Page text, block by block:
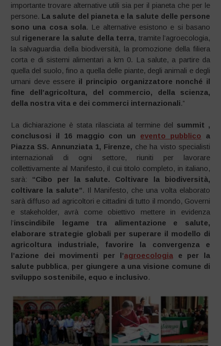
importante trovare alternative utili sia per il pianeta che per le
persone. La salute del pianeta e la salute delle persone
sono una cosa sola. Le alternative esistono e si basano
sul rigenerare la salute della terra, tramite l’agroecologia,
la salvaguardia della biodiversità, la promozione della filiera
corta e di sistemi alimentari a km 0. La salute, a partire da
quella del suolo, fino a quella delle piante, degli animali e degli
umani deve essere il principio organizzatore nonché il
fine dell’agricoltura, del commercio, della scienza,
della nostra vita e dei commerci internazionali.”
La dichiarazione è stata rilasciata al termine del summit ,
conclusosi il 16 maggio con un evento pubblico a
Piazza SS. Annunziata 1, Firenze, che ha visto specialisti
internazionali di ogni settore, riuniti per lavorare
collettivamente al Manifesto, il cui titolo completo, in italiano,
sarà: “Cibo per la salute. Coltivare la biodiversità,
coltivare la salute”. Il Manifesto, che una volta elaborato
sarà diffuso ad agricoltori e cittadini di tutto il mondo, Governi
e stakeholder, avrà come obiettivo mettere in evidenza
l’inscindibile legame tra alimentazione e salute,
elaborare strategie globali per superare il modello di
agricoltura industriale, favorire la convergenza e
l’azione dei movimenti per l’agroecologiae per la
salute pubblica, per giungere a una visione comune di
sviluppo sostenibile, equo e inclusivo.